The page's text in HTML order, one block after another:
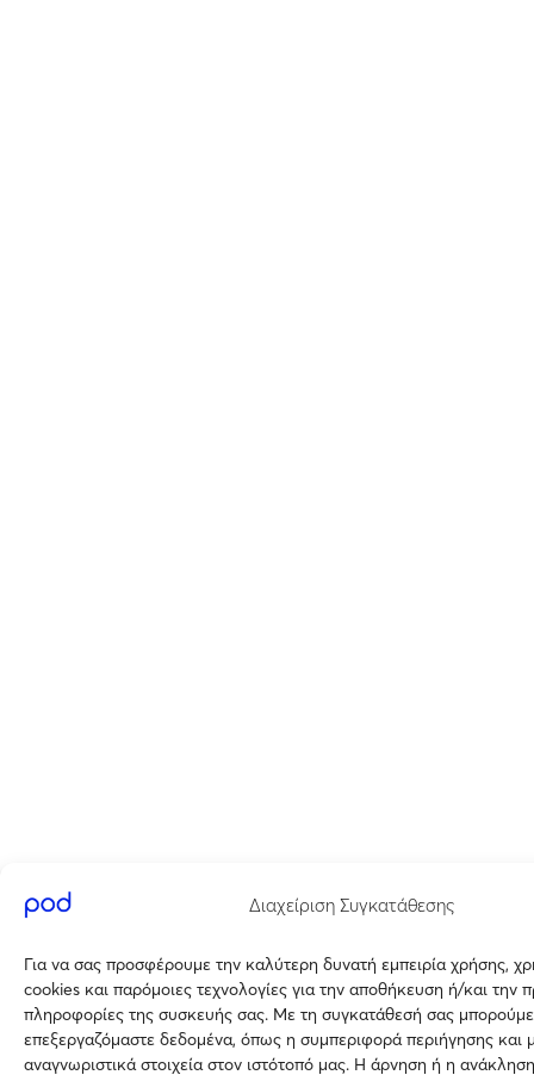
Διαχείριση Συγκατάθεσης
Για να σας προσφέρουμε την καλύτερη δυνατή εμπειρία χρήσης,
cookies και παρόμοιες τεχνολογίες για την αποθήκευση ή/και την
πληροφορίες της συσκευής σας. Με τη συγκατάθεσή σας
επεξεργαζόμαστε δεδομένα, όπως η συμπεριφορά περιήγησης και
αναγνωριστικά στοιχεία στον ιστότοπό μας. Η άρνηση ή η